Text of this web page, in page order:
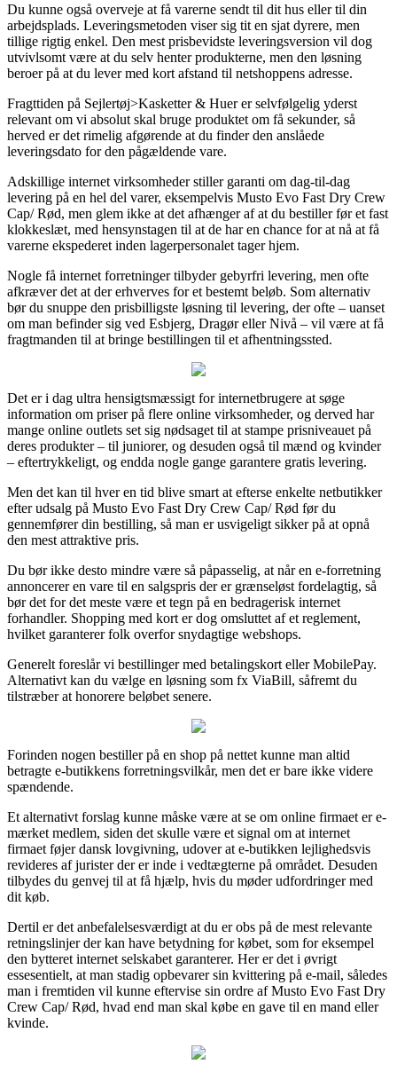
Du kunne også overveje at få varerne sendt til dit hus eller til din
arbejdsplads. Leveringsmetoden viser sig tit en sjat dyrere, men
tillige rigtig enkel. Den mest prisbevidste leveringsversion vil dog
utvivlsomt være at du selv henter produkterne, men den løsning
beroer på at du lever med kort afstand til netshoppens adresse.
Fragttiden på Sejlertøj>Kasketter & Huer er selvfølgelig yderst
relevant om vi absolut skal bruge produktet om få sekunder, så
herved er det rimelig afgørende at du finder den anslåede
leveringsdato for den pågældende vare.
Adskillige internet virksomheder stiller garanti om dag-til-dag
levering på en hel del varer, eksempelvis Musto Evo Fast Dry Crew
Cap/ Rød, men glem ikke at det afhænger af at du bestiller før et fast
klokkeslæt, med hensynstagen til at de har en chance for at nå at få
varerne ekspederet inden lagerpersonalet tager hjem.
Nogle få internet forretninger tilbyder gebyrfri levering, men ofte
afkræver det at der erhverves for et bestemt beløb. Som alternativ
bør du snuppe den prisbilligste løsning til levering, der ofte – uanset
om man befinder sig ved Esbjerg, Dragør eller Nivå – vil være at få
fragtmanden til at bringe bestillingen til et afhentningssted.
Det er i dag ultra hensigtsmæssigt for internetbrugere at søge
information om priser på flere online virksomheder, og derved har
mange online outlets set sig nødsaget til at stampe prisniveauet på
deres produkter – til juniorer, og desuden også til mænd og kvinder
– eftertrykkeligt, og endda nogle gange garantere gratis levering.
Men det kan til hver en tid blive smart at efterse enkelte netbutikker
efter udsalg på Musto Evo Fast Dry Crew Cap/ Rød før du
gennemfører din bestilling, så man er usvigeligt sikker på at opnå
den mest attraktive pris.
Du bør ikke desto mindre være så påpasselig, at når en e-forretning
annoncerer en vare til en salgspris der er grænseløst fordelagtig, så
bør det for det meste være et tegn på en bedragerisk internet
forhandler. Shopping med kort er dog omsluttet af et reglement,
hvilket garanterer folk overfor snydagtige webshops.
Generelt foreslår vi bestillinger med betalingskort eller MobilePay.
Alternativt kan du vælge en løsning som fx ViaBill, såfremt du
tilstræber at honorere beløbet senere.
Forinden nogen bestiller på en shop på nettet kunne man altid
betragte e-butikkens forretningsvilkår, men det er bare ikke videre
spændende.
Et alternativt forslag kunne måske være at se om online firmaet er e-
mærket medlem, siden det skulle være et signal om at internet
firmaet føjer dansk lovgivning, udover at e-butikken lejlighedsvis
revideres af jurister der er inde i vedtægterne på området. Desuden
tilbydes du genvej til at få hjælp, hvis du møder udfordringer med
dit køb.
Dertil er det anbefalelsesværdigt at du er obs på de mest relevante
retningslinjer der kan have betydning for købet, som for eksempel
den bytteret internet selskabet garanterer. Her er det i øvrigt
essesentielt, at man stadig opbevarer sin kvittering på e-mail, således
man i fremtiden vil kunne eftervise sin ordre af Musto Evo Fast Dry
Crew Cap/ Rød, hvad end man skal købe en gave til en mand eller
kvinde.